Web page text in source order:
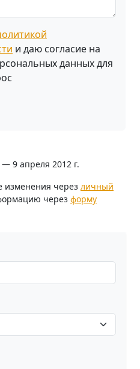
и даю согласие на
данных для
9 апреля 2012 г.
изменения через личный
через форму